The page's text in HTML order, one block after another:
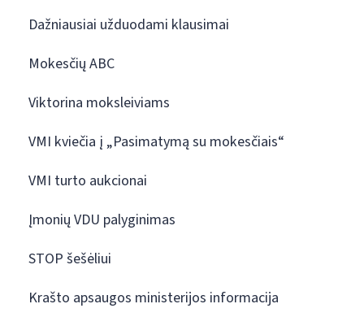
Dažniausiai užduodami klausimai
Mokesčių ABC
Viktorina moksleiviams
VMI kviečia į „Pasimatymą su mokesčiais“
VMI turto aukcionai
Įmonių VDU palyginimas
STOP šešėliui
Krašto apsaugos ministerijos informacija